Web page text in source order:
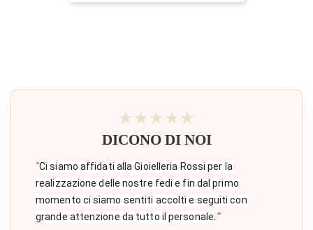
★★★★★
DICONO DI NOI
"Ci siamo affidati alla Gioielleria Rossi per la
realizzazione delle nostre fedi e fin dal primo
momento ci siamo sentiti accolti e seguiti con
grande attenzione da tutto il personale."